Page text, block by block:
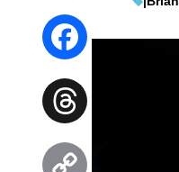
WhatsApp
Facebook
Threads